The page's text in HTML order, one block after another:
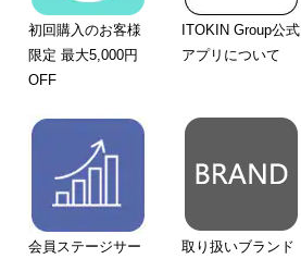
初回購入のお客様
限定 最大5,000円
OFF
ITOKIN Group公式
アプリについて
会員ステージサー
取り扱いブランド